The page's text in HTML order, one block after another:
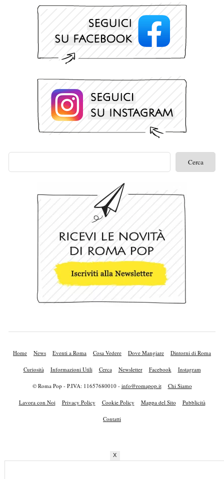
Home News Eventi a Roma Cosa Vedere Dove Mangiare Dintorni di Roma
Curiosità Informazioni Utili Cerca Newsletter Facebook Instagram
© Roma Pop - P.IVA: 11657680010 - info@romapop.it Chi Siamo
Lavora con Noi Privacy Policy Cookie Policy Mappa del Sito Pubblicità
Contatti
X